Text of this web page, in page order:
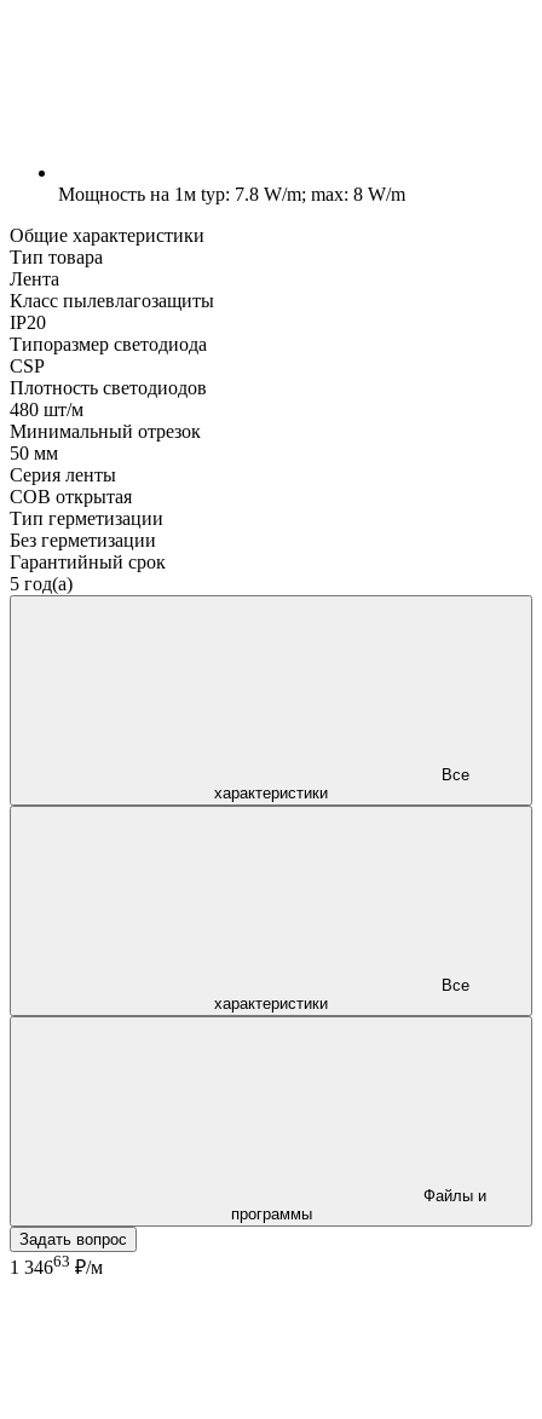
Мощность на 1м typ: 7.8 W/m; max: 8 W/m
Общие характеристики
Тип товара
Лента
Класс пылевлагозащиты
IP20
Типоразмер светодиода
CSP
Плотность светодиодов
480 шт/м
Минимальный отрезок
50 мм
Серия ленты
COB открытая
Тип герметизации
Без герметизации
Гарантийный срок
5 год(а)
характеристики
характеристики
программы
Задать вопрос
1 34663 ₽/м